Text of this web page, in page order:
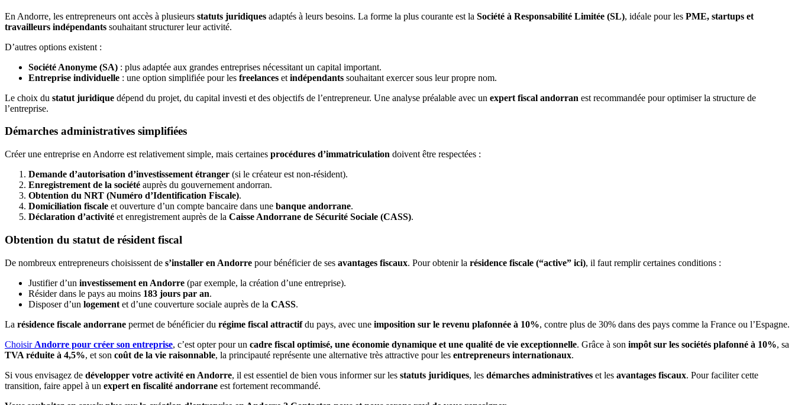
En Andorre, les entrepreneurs ont accès à plusieurs statuts juridiques adaptés à leurs besoins. La forme la plus courante est la Société à Responsabilité Limitée (SL), idéale pour les PME, startups et
travailleurs indépendants souhaitant structurer leur activité.
D’autres options existent :
Société Anonyme (SA) : plus adaptée aux grandes entreprises nécessitant un capital important.
Entreprise individuelle : une option simplifiée pour les freelances et indépendants souhaitant exercer sous leur propre nom.
Le choix du statut juridique dépend du projet, du capital investi et des objectifs de l’entrepreneur. Une analyse préalable avec un expert fiscal andorran est recommandée pour optimiser la structure de
l’entreprise.
Démarches administratives simplifiées
Créer une entreprise en Andorre est relativement simple, mais certaines procédures d’immatriculation doivent être respectées :
Demande d’autorisation d’investissement étranger (si le créateur est non-résident).
Enregistrement de la société auprès du gouvernement andorran.
Obtention du NRT (Numéro d’Identification Fiscale).
Domiciliation fiscale et ouverture d’un compte bancaire dans une banque andorrane.
Déclaration d’activité et enregistrement auprès de la Caisse Andorrane de Sécurité Sociale (CASS).
Obtention du statut de résident fiscal
De nombreux entrepreneurs choisissent de s’installer en Andorre pour bénéficier de ses avantages fiscaux. Pour obtenir la résidence fiscale (“active” ici), il faut remplir certaines conditions :
Justifier d’un investissement en Andorre (par exemple, la création d’une entreprise).
Résider dans le pays au moins 183 jours par an.
Disposer d’un logement et d’une couverture sociale auprès de la CASS.
La résidence fiscale andorrane permet de bénéficier du régime fiscal attractifdu pays, avec une imposition sur le revenu plafonnée à 10%, contre plus de 30% dans des pays comme la France ou l’Espagne.
Choisir Andorre pour créer son entreprise, c’est opter pour un cadre fiscal optimisé, une économie dynamique et une qualité de vie exceptionnelle. Grâce à son impôt sur les sociétés plafonné à 10%, sa
TVA réduite à 4,5%, et son coût de la vie raisonnable, la principauté représente une alternative très attractive pour les entrepreneurs internationaux.
Si vous envisagez de développer votre activité en Andorre, il est essentiel de bien vous informer sur les statuts juridiques, les démarches administratives et les avantages fiscaux. Pour faciliter cette
transition, faire appel à un expert en fiscalité andorrane est fortement recommandé.